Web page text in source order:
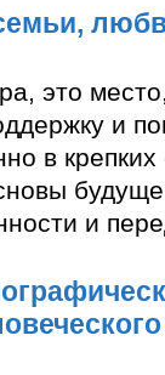
это
и
в крепких
и